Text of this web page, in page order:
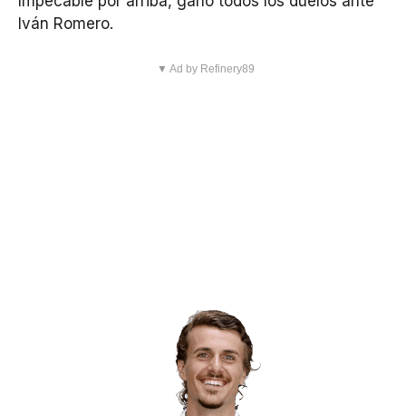
Iván Romero.
▼ Ad by Refinery89